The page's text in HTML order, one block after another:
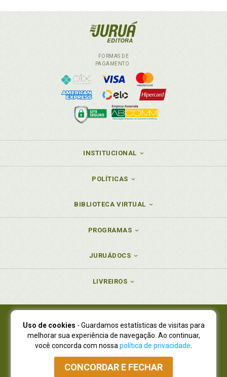
FORMAS DE
PAGAMENTO
INSTITUCIONAL
POLÍTICAS
BIBLIOTECA VIRTUAL
PROGRAMAS
JURUÁDOCS
LIVREIROS
Juruá Editora Ltda., CNPJ 77.535.508/0001-19
Juruá Informática Ltda., CNPJ 01.701.561/0001-80
NOVO ENDEREÇO:R. Flávio Dallegrave, 7665, São Lourenço |
Curitiba - Paraná - CEP 82210-310
Atendimento: (41) 4009-3900|Vendas Atacado: (41) 4009-3939
Uso de cookies - Guardamos estatísticas de visitas para
melhorar sua experiência de navegação. Ao continuar,
você concorda com nossa política de privacidade
CONCORDAR E FECHAR